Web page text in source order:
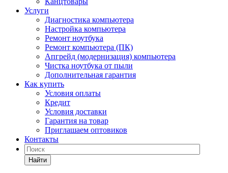
Услуги
Диагностика компьютера
Настройка компьютера
Ремонт ноутбука
Ремонт компьютера (ПК)
Апгрейд (модернизация) компьютера
Чистка ноутбука от пыли
Дополнительная гарантия
Как купить
Условия оплаты
Кредит
Условия доставки
Гарантия на товар
Приглашаем оптовиков
Контакты
Найти